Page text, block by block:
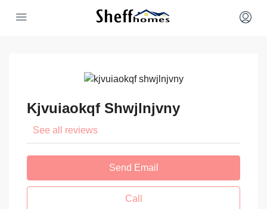
Kjvuiaokqf Shwjlnjvny
See all reviews
Send Email
Call